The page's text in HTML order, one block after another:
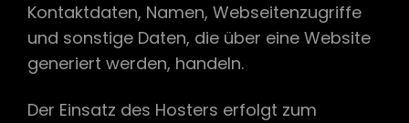
Kontaktdaten, Namen, Webseitenzugriffe
und sonstige Daten, die über eine Website
generiert werden, handeln.
Der Einsatz des Hosters erfolgt zum